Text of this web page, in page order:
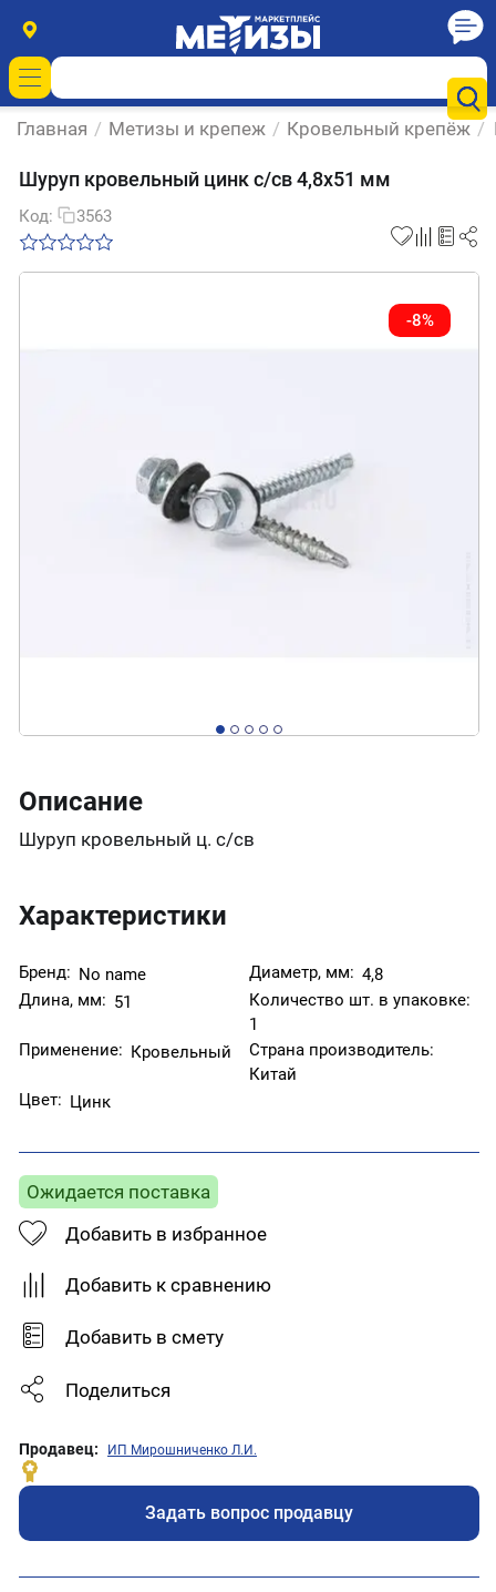
Главная / Метизы и крепеж / Кровельный крепёж /
Шуруп кровельный цинк с/св 4,8х51 мм
Код: 3563
-8%
Описание
Шуруп кровельный ц. с/св
Характеристики
Бренд: No name Диаметр, мм: 4,8
Длина, мм: 51
Количество шт. в упаковке:
1
Применение: Кровельный
Страна производитель:
Китай
Цвет: Цинк
Ожидается поставка
Добавить в избранное
Добавить к сравнению
Добавить в смету
Поделиться
Продавец: ИП Мирошниченко Л.И.
Задать вопрос продавцу